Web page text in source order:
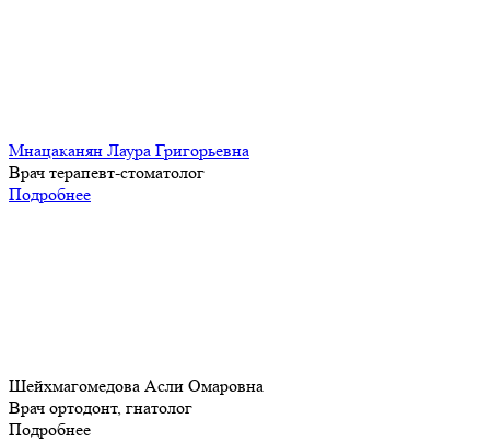
Мнацаканян Лаура Григорьевна
Врач терапевт-стоматолог
Подробнее
Шейхмагомедова Асли Омаровна
Врач ортодонт, гнатолог
Подробнее